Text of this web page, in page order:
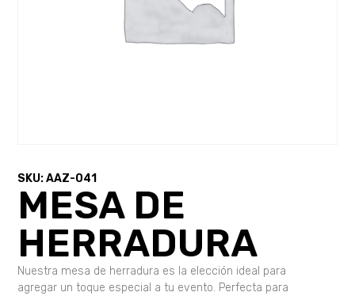
SKU: AAZ-041
MESA DE
HERRADURA
Nuestra mesa de herradura es la elección ideal para
agregar un toque especial a tu evento. Perfecta para